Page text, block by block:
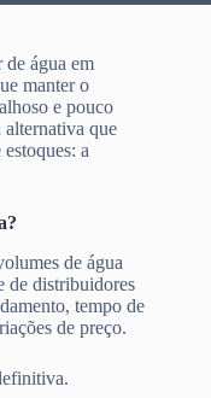
de água em
manter o
e pouco
que
a
de água
de distribuidores
tempo de
de preço.